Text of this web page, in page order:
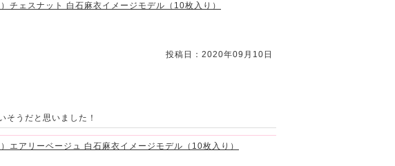
ェスナット 白石麻衣イメージモデル（10枚入り）
投稿日：2020年09月10日
そうだと思いました！
アリーベージュ 白石麻衣イメージモデル（10枚入り）